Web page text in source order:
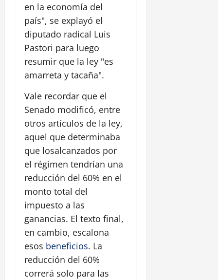
en la economía del
país", se explayó el
diputado radical Luis
Pastori para luego
resumir que la ley "es
amarreta y tacaña".
Vale recordar que el
Senado modificó, entre
otros artículos de la ley,
aquel que determinaba
que losalcanzados por
el régimen tendrían una
reducción del 60% en el
monto total del
impuesto a las
ganancias. El texto final,
en cambio, escalona
esos beneficios. La
reducción del 60%
correrá solo para las